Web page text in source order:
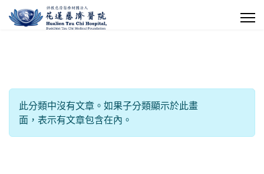
每頁顯示條數
信息
此分類中沒有文章。如果子分類顯示於此畫
面，表示有文章包含在內。